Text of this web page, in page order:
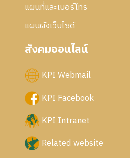
แผนที่และเบอร์โทร
แผนผังเว็บไซด์
สังคมออนไลน์
KPI Webmail
KPI Facebook
KPI Intranet
Related website